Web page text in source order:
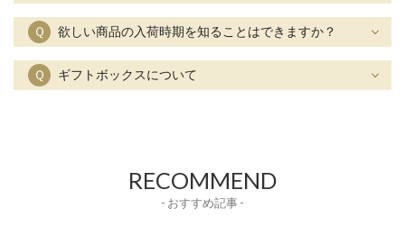
Ｑ 欲しい商品の入荷時期を知ることはできますか？
Ｑ ギフトボックスについて
RECOMMEND
- おすすめ記事 -